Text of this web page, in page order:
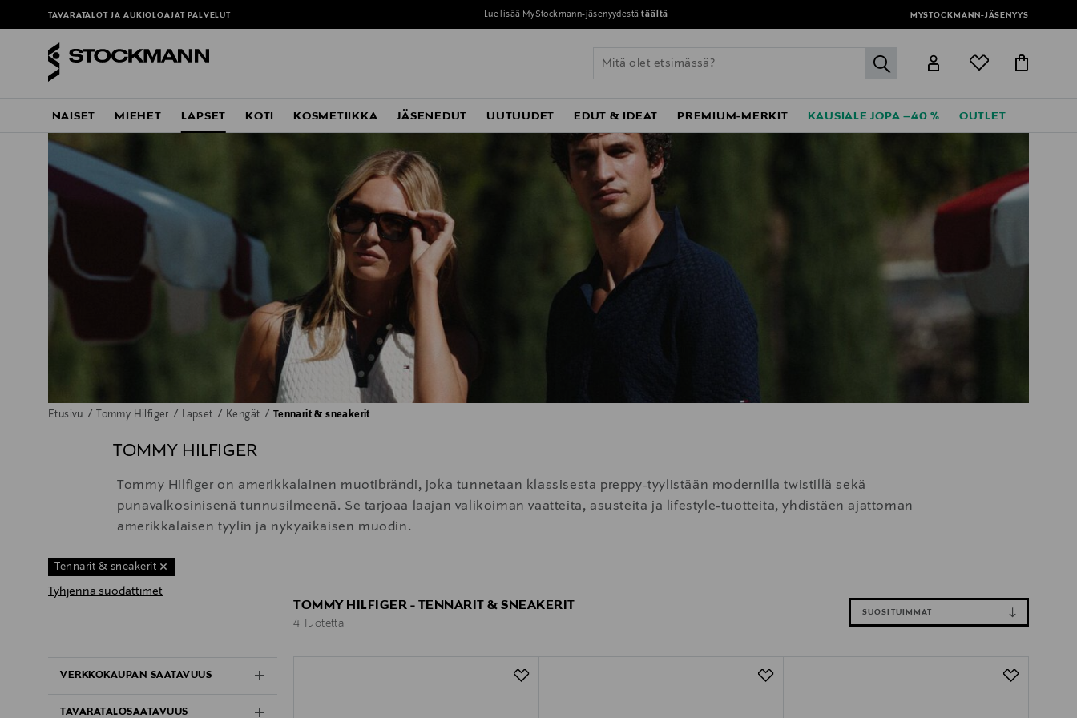
TAVARATALOT JA AUKIOLOAJAT PALVELUT Lue lisää MyStockmann-jäsenyydestä täältä MYSTOCKMANN-JÄSENYYS
label.header.go
NAISET MIEHET LAPSET KOTI KOSMETIIKKA JÄSENEDUT UUTUUDET EDUT & IDEAT PREMIUM-MERKIT KAUSIALE JOPA –40 % OUTLET
Etusivu Tommy Hilfiger Lapset Kengät Tennarit & sneakerit
TOMMY HILFIGER
Tommy Hilfiger on amerikkalainen muotibrändi, joka tunnetaan klassisesta preppy-tyylistään modernilla twistillä sekä
punavalkosinisenä tunnusilmeenä. Se tarjoaa laajan valikoiman vaatteita, asusteita ja lifestyle-tuotteita, yhdistäen ajattoman
amerikkalaisen tyylin ja nykyaikaisen muodin.
Tennarit & sneakerit
Tyhjennä suodattimet
VERKKOKAUPAN SAATAVUUS
TAVARATALOSAATAVUUS
TOMMY HILFIGER - TENNARIT & SNEAKERIT
4 Tuotetta
SUOSITUIMMAT